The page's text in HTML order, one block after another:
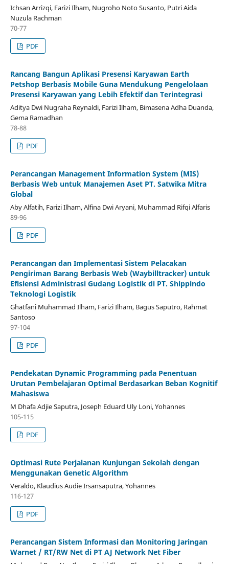
Ichsan Arrizqi, Farizi Ilham, Nugroho Noto Susanto, Putri Aida
Nuzula Rachman
70-77
PDF
Rancang Bangun Aplikasi Presensi Karyawan Earth
Petshop Berbasis Mobile Guna Mendukung Pengelolaan
Presensi Karyawan yang Lebih Efektif dan Terintegrasi
Aditya Dwi Nugraha Reynaldi, Farizi Ilham, Bimasena Adha Duanda,
Gema Ramadhan
78-88
PDF
Perancangan Management Information System (MIS)
Berbasis Web untuk Manajemen Aset PT. Satwika Mitra
Global
Aby Alfatih, Farizi Ilham, Alfina Dwi Aryani, Muhammad Rifqi Alfaris
89-96
PDF
Perancangan dan Implementasi Sistem Pelacakan
Pengiriman Barang Berbasis Web (Waybilltracker) untuk
Efisiensi Administrasi Gudang Logistik di PT. Shippindo
Teknologi Logistik
Ghatfani Muhammad Ilham, Farizi Ilham, Bagus Saputro, Rahmat
Santoso
97-104
PDF
Pendekatan Dynamic Programming pada Penentuan
Urutan Pembelajaran Optimal Berdasarkan Beban Kognitif
Mahasiswa
M Dhafa Adjie Saputra, Joseph Eduard Uly Loni, Yohannes
105-115
PDF
Optimasi Rute Perjalanan Kunjungan Sekolah dengan
Menggunakan Genetic Algorithm
Veraldo, Klaudius Audie Irsansaputra, Yohannes
116-127
PDF
Perancangan Sistem Informasi dan Monitoring Jaringan
Warnet / RT/RW Net di PT AJ Network Net Fiber